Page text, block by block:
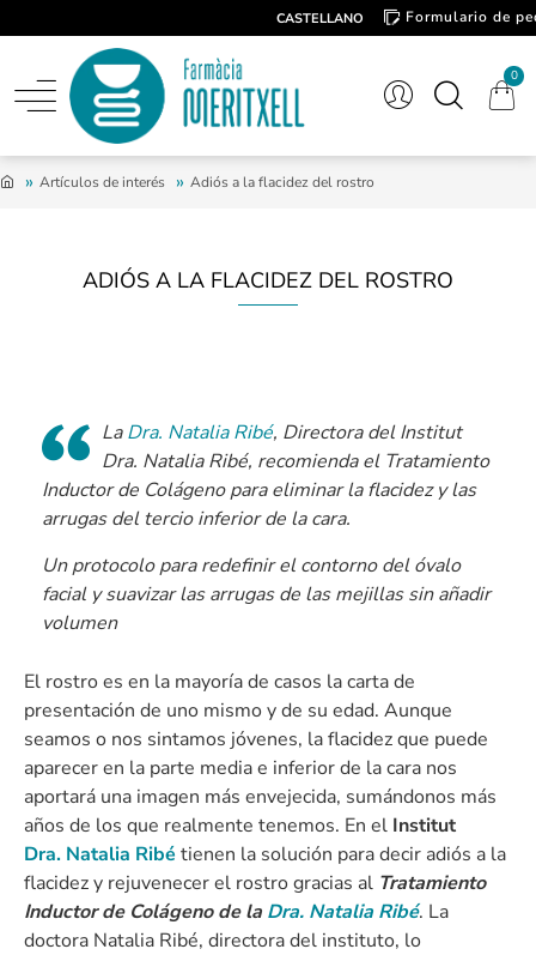
CASTELLANO
Formulario de
0
Artículos de interés Adiós a la flacidez del rostro
ADIÓS A LA FLACIDEZ DEL ROSTRO
LaDra. Natalia Ribé, Directora del Institut
Dra. Natalia Ribé, recomienda el Tratamiento
Inductor de Colágeno para eliminar la flacidez y las
arrugas del tercio inferior de la cara.
Un protocolo para redefinir el contorno del óvalo
facial y suavizar las arrugas de las mejillas sin añadir
volumen
El rostro es en la mayoría de casos la carta de
presentación de uno mismo y de su edad. Aunque
seamos o nos sintamos jóvenes, la flacidez que puede
aparecer en la parte media e inferior de la cara nos
aportará una imagen más envejecida, sumándonos más
años de los que realmente tenemos. En el Institut
Dra. Natalia Ribé tienen la solución para decir adiós a la
flacidez y rejuvenecer el rostro gracias al Tratamiento
Inductor de Colágeno de la Dra. Natalia Ribé. La
doctora Natalia Ribé, directora del instituto, lo